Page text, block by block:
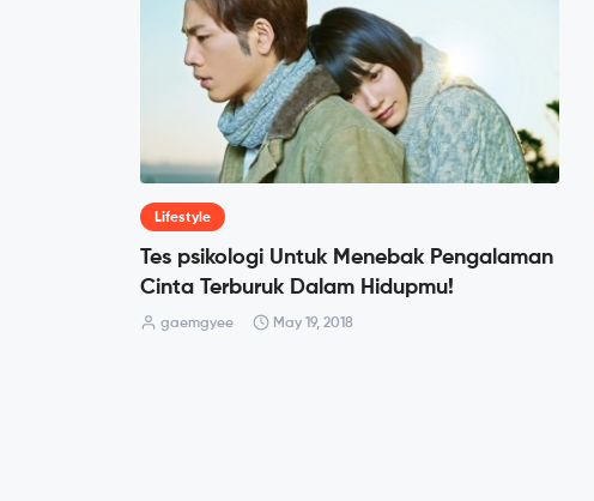
Lifestyle
Tes psikologi Untuk Menebak Pengalaman
Cinta Terburuk Dalam Hidupmu!
gaemgyee May 19, 2018